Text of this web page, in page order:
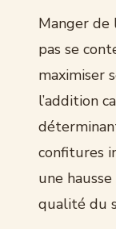
Manger de
pas se
maximiser
l’addition
confitures
une
qualité du